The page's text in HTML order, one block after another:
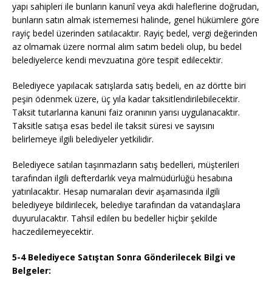
yapı sahipleri ile bunların kanunî veya akdi haleflerine doğrudan,
bunların satın almak istememesi halinde, genel hükümlere göre
rayiç bedel üzerinden satılacaktır. Rayiç bedel, vergi değerinden
az olmamak üzere normal alım satım bedeli olup, bu bedel
belediyelerce kendi mevzuatına göre tespit edilecektir.
Belediyece yapılacak satışlarda satış bedeli, en az dörtte biri
peşin ödenmek üzere, üç yıla kadar taksitlendirilebilecektir.
Taksit tutarlarına kanuni faiz oranının yarısı uygulanacaktır.
Taksitle satışa esas bedel ile taksit süresi ve sayısını
belirlemeye ilgili belediyeler yetkilidir.
Belediyece satılan taşınmazların satış bedelleri, müşterileri
tarafından ilgili defterdarlık veya malmüdürlüğü hesabına
yatırılacaktır. Hesap numaraları devir aşamasında ilgili
belediyeye bildirilecek, belediye tarafından da vatandaşlara
duyurulacaktır. Tahsil edilen bu bedeller hiçbir şekilde
haczedilemeyecektir.
5-4 Belediyece Satıştan Sonra Gönderilecek Bilgi ve
Belgeler: